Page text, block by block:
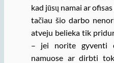
kad jūsų namai ar
tačiau šio darbo
atveju belieka tik
– jei norite gyventi
namuose ar dirbti